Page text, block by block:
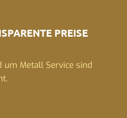
PREISE
um Metall Service sind